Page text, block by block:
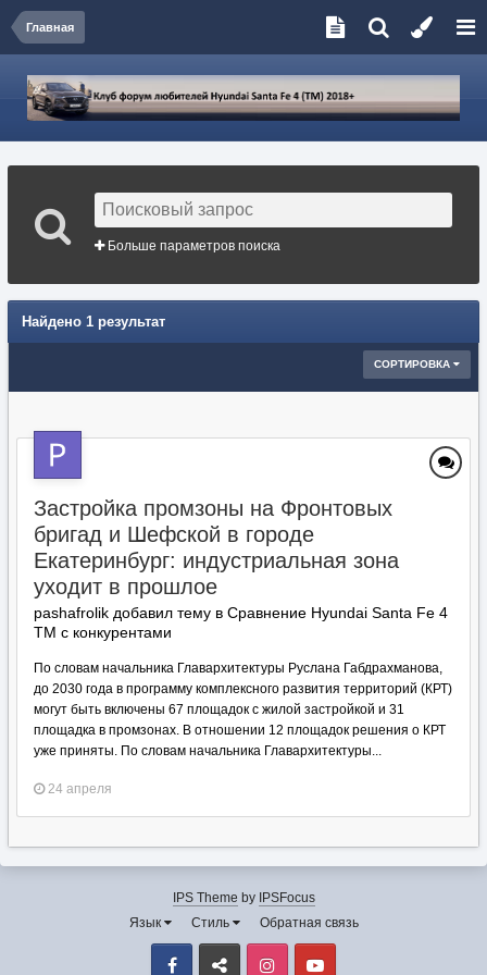
Главная
Больше параметров поиска
Найдено 1 результат
СОРТИРОВКА
Застройка промзоны на Фронтовых
бригад и Шефской в городе
Екатеринбург: индустриальная зона
уходит в прошлое
pashafrolik добавил тему в Сравнение Hyundai Santa Fe 4
TM с конкурентами
По словам начальника Главархитектуры Руслана Габдрахманова,
до 2030 года в программу комплексного развития территорий (КРТ)
могут быть включены 67 площадок с жилой застройкой и 31
площадка в промзонах. В отношении 12 площадок решения о КРТ
уже приняты. По словам начальника Главархитектуры...
24 апреля
IPS Theme by IPSFocus
Язык
Стиль Обратная связь
Facebook VK Instagram